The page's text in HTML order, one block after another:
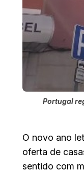
Portugal
O novo ano
oferta de
sentido com